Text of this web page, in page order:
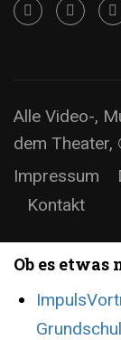
Alle Video-,
dem
Impressum
Kontakt
Ob es etwas